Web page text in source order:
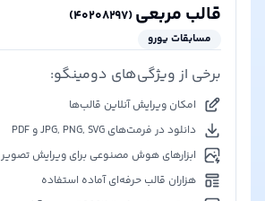
قالب مربعی(۴۰۲۰۸۲۹۷)
مسابقات یورو
برخی از ویژگی‌های دومینگو:
امکان ویرایش آنلاین قالب‌ها
دانلود در فرمت‌های JPG, PNG, SVG و PDF
ابزارهای هوش مصنوعی برای ویرایش تصویر
هزاران قالب حرفه‌ای آماده استفاده